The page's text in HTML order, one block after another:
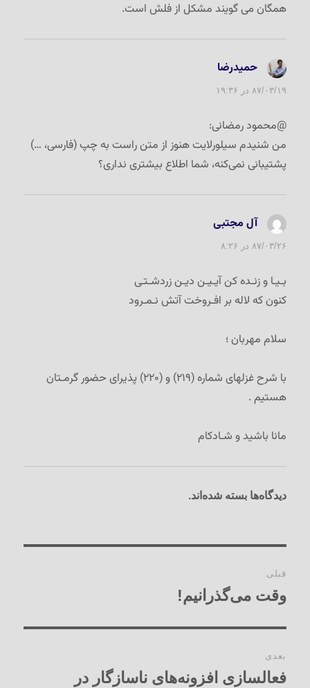
همگان می گویند مشکل از فلش است.
حمیدرضا
۸۷/۰۳/۱۹ در ۱۹:۳۶
@محمود رمضانی:
من شنیدم سیلورلایت هنوز از متن راست به چپ (فارسی، …)
پشتیبانی نمی‌کنه، شما اطلاع بیشتری نداری؟
آل مجتبی
۸۷/۰۳/۲۶ در ۸:۲۶
بـیـا و زنـده کن آیـیـن دیـن زردشـتـی
کنون که لاله بر افـروخت آتش نـمـرود
سلام مهربان ؛
با شرح غزلهای شماره (۲۱۹) و (۲۲۰) پذیرای حضور گرمـتان
هستیم .
مانا باشید و شـادکام
دیدگاه‌ها بسته شده‌اند.
نوشته‌ها
قبلی
نوشته
وقت می‌گذرانیم!
بعدی
نوشته
فعالسازی افزونه‌های ناسازگار در